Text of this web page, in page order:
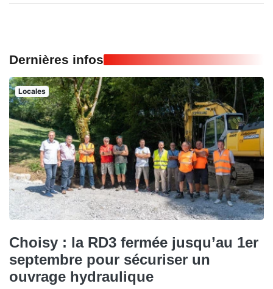
Dernières infos
Locales
Choisy : la RD3 fermée jusqu’au 1er
septembre pour sécuriser un
ouvrage hydraulique